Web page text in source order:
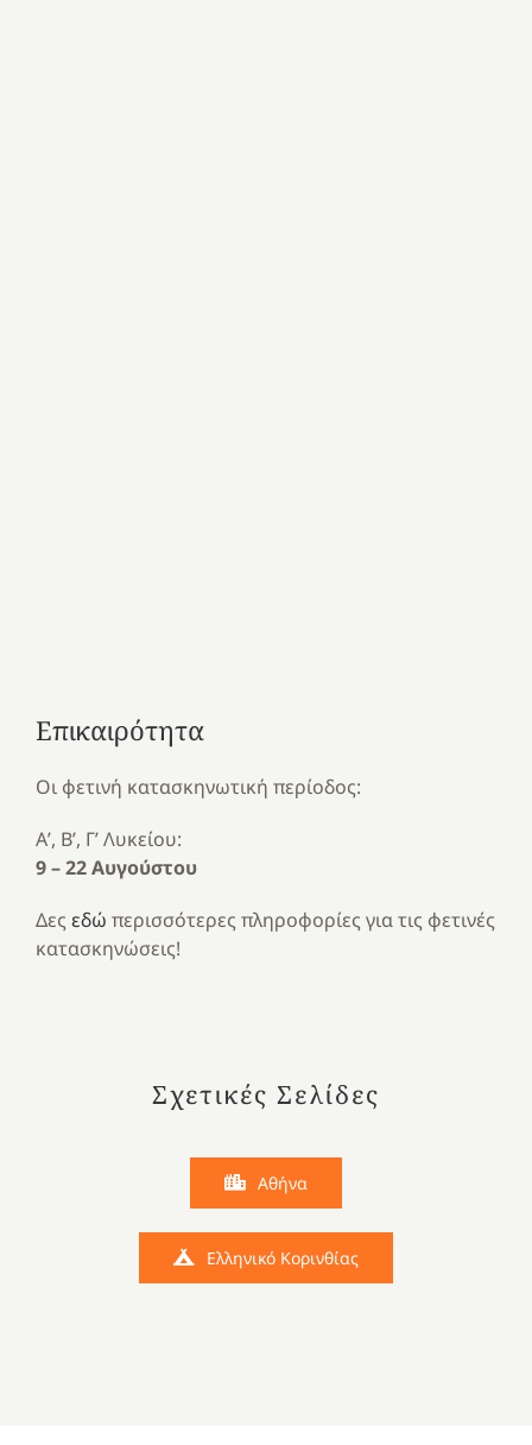
Επικαιρότητα
Οι φετινή κατασκηνωτική περίοδος:
Α’, Β’, Γ’ Λυκείου:
9 – 22 Αυγούστου
Δες εδώ περισσότερες πληροφορίες για τις φετινές
κατασκηνώσεις!
Σχετικές Σελίδες
Αθήνα
Ελληνικό Κορινθίας